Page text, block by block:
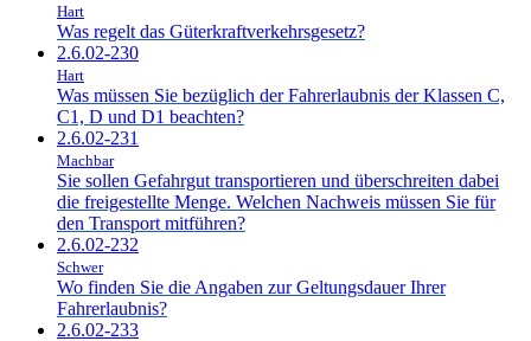
Hart
Was regelt das Güterkraftverkehrsgesetz?
2.6.02-230
Hart
Was müssen Sie bezüglich der Fahrerlaubnis der Klassen C,
C1, D und D1 beachten?
2.6.02-231
Machbar
Sie sollen Gefahrgut transportieren und überschreiten dabei
die freigestellte Menge. Welchen Nachweis müssen Sie für
den Transport mitführen?
2.6.02-232
Schwer
Wo finden Sie die Angaben zur Geltungsdauer Ihrer
Fahrerlaubnis?
2.6.02-233